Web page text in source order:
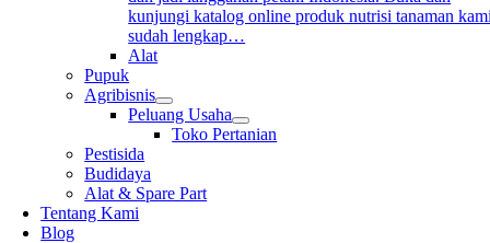
kunjungi katalog online produk nutrisi tanaman
sudah lengkap…
Alat
Pupuk
Agribisnis
Peluang Usaha
Toko Pertanian
Pestisida
Budidaya
Alat & Spare Part
Tentang Kami
Blog